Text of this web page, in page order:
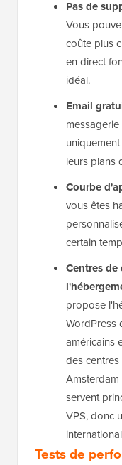
Pas de
Vous
coûte plus
en direct
idéal.
Email
leurs plans
Courbe
vous êtes
certain
Centres
propose
WordPress
américains
des
servent
VPS, donc
Tests de